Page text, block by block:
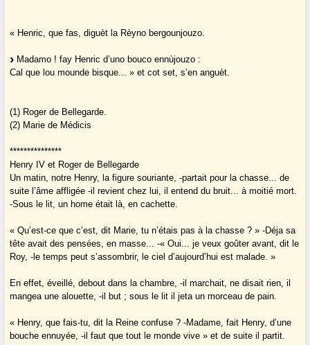
« Henric, que fas, diguèt la Rèyno bergounjouzo.
Madamo ! fay Henric d’uno bouco ennùjouzo :
Cal que lou mounde bisque... » et cot set, s’en anguèt.
(1) Roger de Bellegarde.
(2) Marie de Médicis
***************
Henry IV et Roger de Bellegarde
Un matin, notre Henry, la figure souriante, -partait pour la chasse... de
suite l’âme affligée -il revient chez lui, il entend du bruit... à moitié mort.
-Sous le lit, un home était là, en cachette.
« Qu’est-ce que c’est, dit Marie, tu n’étais pas à la chasse ? » -Déja sa
tête avait des pensées, en masse... -« Oui... je veux goûter avant, dit le
Roy, -le temps peut s’assombrir, le ciel d’aujourd’hui est malade. »
En effet, éveillé, debout dans la chambre, -il marchait, ne disait rien, il
mangea une alouette, -il but ; sous le lit il jeta un morceau de pain.
« Henry, que fais-tu, dit la Reine confuse ? -Madame, fait Henry, d’une
bouche ennuyée, -il faut que tout le monde vive » et de suite il partit.